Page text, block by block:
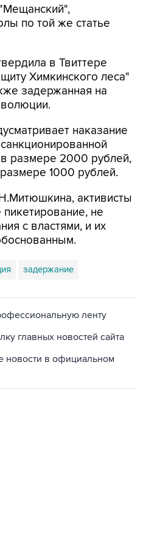
в Твиттере
задержанная на
наказание
размере 2000 рублей,
1000 рублей.
активисты
с властями, и их
задержание
главных новостей сайта
новости в официальном